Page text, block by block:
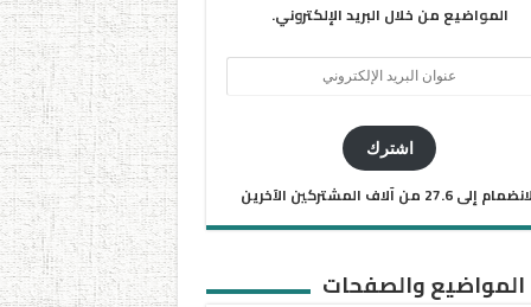
المواضيع من خلال البريد الإلكتروني.
اشترك
إلى 27.6 من آلاف المشتركين الآخرين
المواضيع والصفحات